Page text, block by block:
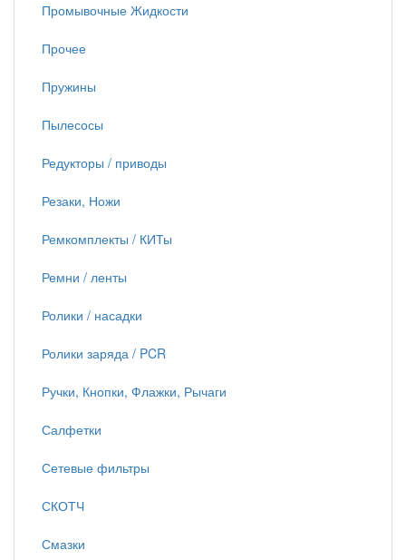
Промывочные Жидкости
Прочее
Пружины
Пылесосы
Редукторы / приводы
Резаки, Ножи
Ремкомплекты / КИТы
Ремни / ленты
Ролики / насадки
Ролики заряда / PCR
Ручки, Кнопки, Флажки, Рычаги
Салфетки
Сетевые фильтры
СКОТЧ
Смазки